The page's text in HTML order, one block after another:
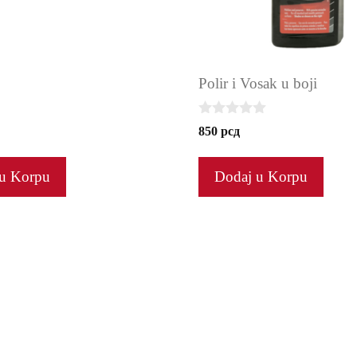
Korpu
Polir i Vosak u boji
0
o
850 рсд
Dodaj u Korpu